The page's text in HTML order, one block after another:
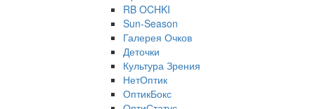
RB OCHKI
Sun-Season
Галерея Очков
Деточки
Культура Зрения
НетОптик
ОптикБокс